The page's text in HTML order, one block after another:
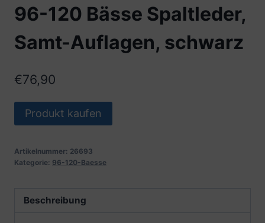
96-120 Bässe Spaltleder,
Samt-Auflagen, schwarz
€76,90
Produkt kaufen
Artikelnummer: 26693
Kategorie: 96-120-Baesse
Beschreibung